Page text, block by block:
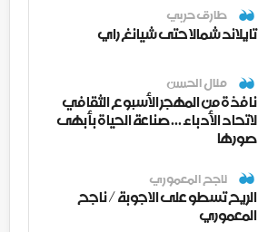
طارق حربي
تايلاند شمالا حتى شيانغ راي
منال الحسن
نافذة من المهجر الأسبوع الثقافي
لاتحاد الأدباء ... صناعة الحياة بأبهى
صورها
ناجح المعموري
الريح تسطو على الاجوبة / ناجح
المعموري